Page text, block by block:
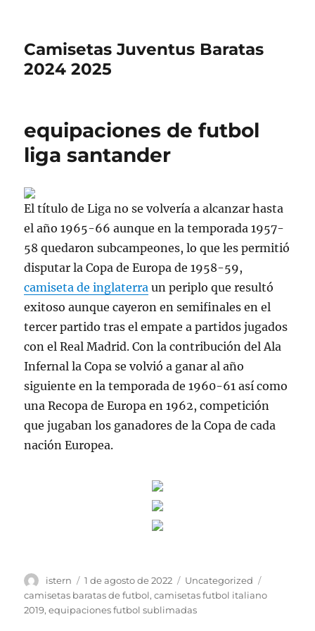
Camisetas Juventus Baratas
2024 2025
equipaciones de futbol
liga santander
El título de Liga no se volvería a alcanzar hasta
el año 1965-66 aunque en la temporada 1957-
58 quedaron subcampeones, lo que les permitió
disputar la Copa de Europa de 1958-59,
camiseta de inglaterra un periplo que resultó
exitoso aunque cayeron en semifinales en el
tercer partido tras el empate a partidos jugados
con el Real Madrid. Con la contribución del Ala
Infernal la Copa se volvió a ganar al año
siguiente en la temporada de 1960-61 así como
una Recopa de Europa en 1962, competición
que jugaban los ganadores de la Copa de cada
nación Europea.
Autor
istern
Publicado
el
1 de agosto de 2022 Categorías
Uncategorized
camisetas baratas de futbol,camisetas futbol italiano
2019,equipaciones futbol sublimadas